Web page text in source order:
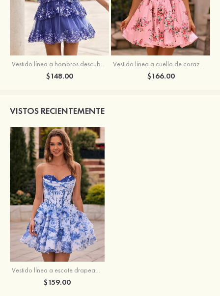
Vestido línea a hombros descubiertos tul corto/mini vestido para homecoming
$148.00
Vestido línea a cuello de corazón satén corto vestido para homecoming
$166.00
VISTOS RECIENTEMENTE
$159.00